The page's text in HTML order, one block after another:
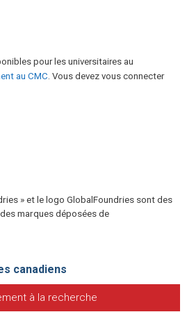
pour les universitaires au
au CMC . Vous devez vous connecter
» et le logo GlobalFoundries sont des
marques déposées de
canadiens
à la recherche